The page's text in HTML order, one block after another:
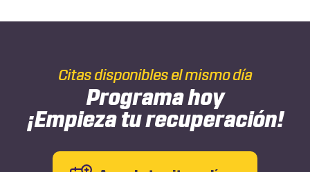
Citas disponibles el mismo día
Programa hoy
¡Empieza tu recuperación!